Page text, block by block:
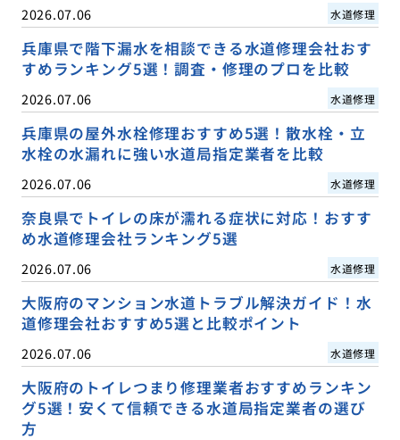
2026.07.06 水道修理
兵庫県で階下漏水を相談できる水道修理会社おす
すめランキング5選！調査・修理のプロを比較
2026.07.06 水道修理
兵庫県の屋外水栓修理おすすめ5選！散水栓・立
水栓の水漏れに強い水道局指定業者を比較
2026.07.06 水道修理
奈良県でトイレの床が濡れる症状に対応！おすす
め水道修理会社ランキング5選
2026.07.06 水道修理
大阪府のマンション水道トラブル解決ガイド！水
道修理会社おすすめ5選と比較ポイント
2026.07.06 水道修理
大阪府のトイレつまり修理業者おすすめランキン
グ5選！安くて信頼できる水道局指定業者の選び
方